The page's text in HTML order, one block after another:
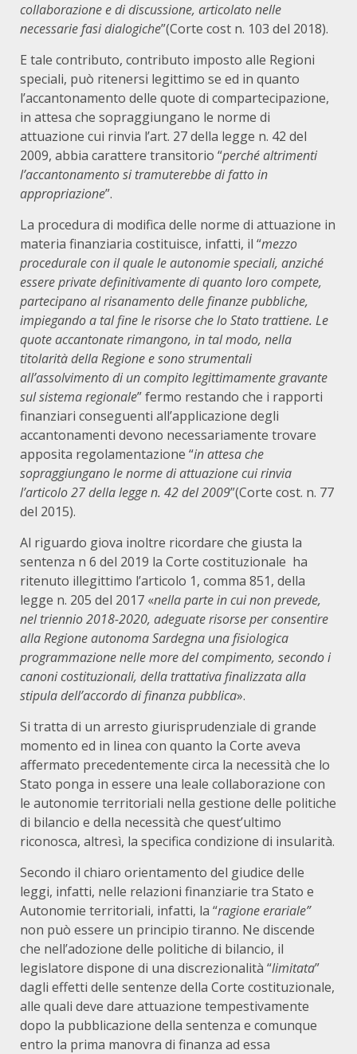
collaborazione e di discussione, articolato nelle
necessarie fasi dialogiche”(Corte cost n. 103 del 2018).
E tale contributo, contributo imposto alle Regioni
speciali, può ritenersi legittimo se ed in quanto
l’accantonamento delle quote di compartecipazione,
in attesa che sopraggiungano le norme di
attuazione cui rinvia l’art. 27 della legge n. 42 del
2009, abbia carattere transitorio “perchéaltrimenti
l’accantonamento si tramuterebbe di fatto in
appropriazione”.
La procedura di modifica delle norme di attuazione in
materia finanziaria costituisce, infatti, il “mezzo
procedurale con il quale le autonomie speciali, anziché
essere private definitivamente di quanto loro compete,
partecipano al risanamento delle finanze pubbliche,
impiegando a tal fine le risorse che lo Stato trattiene. Le
quote accantonate rimangono, in tal modo, nella
titolarità della Regione e sono strumentali
all’assolvimento di un compito legittimamente gravante
sul sistema regionale” fermo restando che i rapporti
finanziari conseguenti all’applicazione degli
accantonamenti devono necessariamente trovare
apposita regolamentazione “in attesa che
sopraggiungano le norme di attuazione cui rinvia
l’articolo 27 della legge n. 42 del 2009”(Corte cost. n. 77
del 2015).
Al riguardo giova inoltre ricordare che giusta la
sentenza n 6 del 2019 la Corte costituzionale ha
ritenuto illegittimo l’articolo 1, comma 851, della
legge n. 205 del 2017 «nella parte in cui non prevede,
nel triennio 2018-2020, adeguate risorse per consentire
alla Regione autonoma Sardegna una fisiologica
programmazione nelle more del compimento, secondo i
canoni costituzionali, della trattativa finalizzata alla
stipula dell’accordo di finanza pubblica».
Si tratta di un arresto giurisprudenziale di grande
momento ed in linea con quanto la Corte aveva
affermato precedentemente circa la necessità che lo
Stato ponga in essere una leale collaborazione con
le autonomie territoriali nella gestione delle politiche
di bilancio e della necessità che quest’ultimo
riconosca, altresì, la specifica condizione di insularità.
Secondo il chiaro orientamento del giudice delle
leggi, infatti, nelle relazioni finanziarie tra Stato e
Autonomie territoriali, infatti, la “ragione erariale”
non può essere un principio tiranno. Ne discende
che nell’adozione delle politiche di bilancio, il
legislatore dispone di una discrezionalità “limitata”
dagli effetti delle sentenze della Corte costituzionale,
alle quali deve dare attuazione tempestivamente
dopo la pubblicazione della sentenza e comunque
entro la prima manovra di finanza ad essa